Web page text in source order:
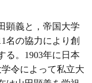
顕義と，帝国大学
名の協力により創
る。1903年に日本
令によって私立大